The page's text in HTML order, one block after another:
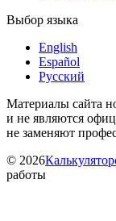
Выбор языка
English
Español
Русский
Материалы сайта
и не являются
не заменяют
© 2026
работы